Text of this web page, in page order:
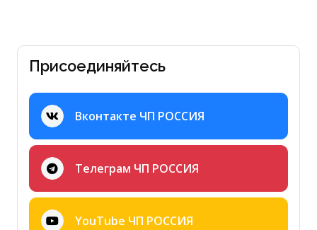
Присоединяйтесь
Вконтакте ЧП РОССИЯ
Телеграм ЧП РОССИЯ
YouTube ЧП РОССИЯ